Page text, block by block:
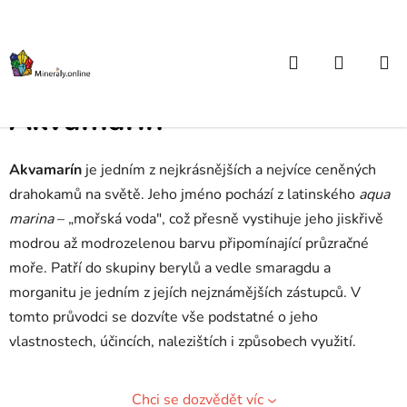
obsah
Hledat
Domů
/ Atlas kamenů od A do Z
Akvamarín
Akvamarín je jedním z nejkrásnějších a nejvíce ceněných
drahokamů na světě. Jeho jméno pochází z latinského aqua
marina– „mořská voda", což přesně vystihuje jeho jiskřivě
modrou až modrozelenou barvu připomínající průzračné
moře. Patří do skupiny berylů a vedle smaragdu a
morganitu je jedním z jejích nejznámějších zástupců. V
tomto průvodci se dozvíte vše podstatné o jeho
vlastnostech, účincích, nalezištích i způsobech využití.
Chci se dozvědět víc